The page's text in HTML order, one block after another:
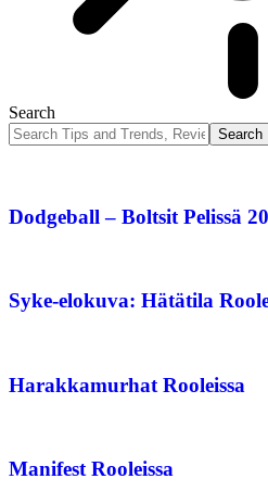
Search
Dodgeball – Boltsit Pelissä
Syke-elokuva: Hätätila
Harakkamurhat Rooleissa
Manifest Rooleissa